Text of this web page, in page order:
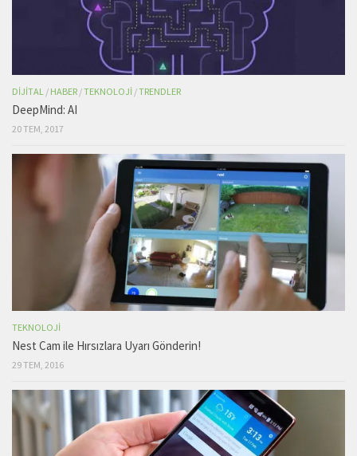
DIJITAL / HABER /TEKNOLOJI /TRENDLER
DeepMind: AI
20 TEM, 2017
TEKNOLOJI
Nest Cam ile Hırsızlara Uyarı Gönderin!
29 TEM, 2016